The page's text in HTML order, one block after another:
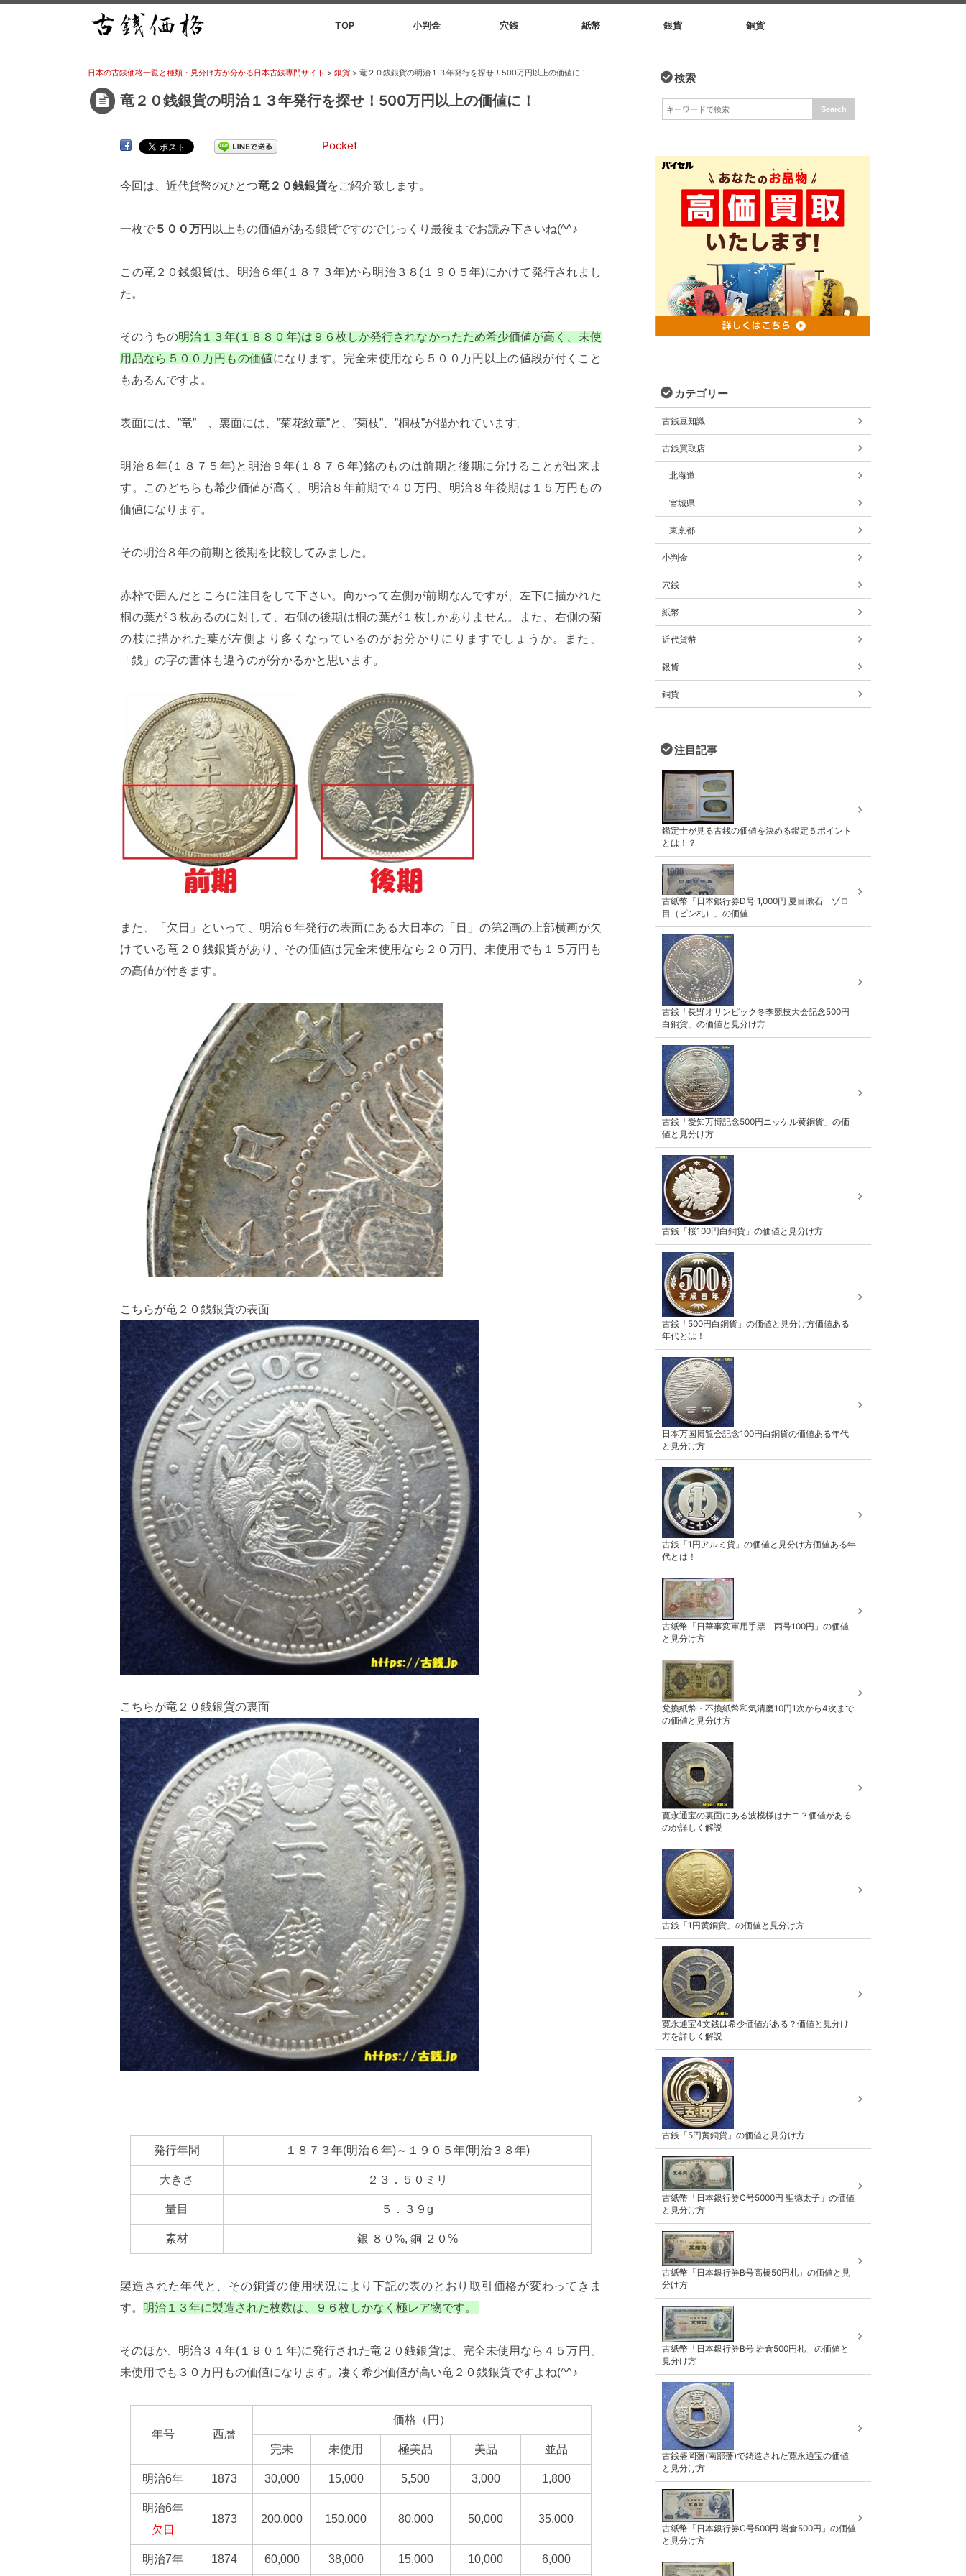
TOP 小判金 穴銭 紙幣 銀貨 銅貨
日本の古銭価格一覧と種類・見分け方が分かる日本古銭専門サイト > 銀貨 > 竜２０銭銀貨の明治１３年発行を探せ！500万円以上の価値に！
竜２０銭銀貨の明治１３年発行を探せ！500万円以上の価値に！
Pocket
今回は、近代貨幣のひとつ竜２０銭銀貨をご紹介致します。
一枚で ５００万円 以上もの価値がある銀貨ですのでじっくり最後までお読み下さいね(^^♪
この竜２０銭銀貨は、明治６年(１８７３年)から明治３８(１９０５年)にかけて発行されまし
た。
そのうちの明治１３年(１８８０年)は９６枚しか発行されなかったため希少価値が高く、未使
用品なら５００万円もの価値になります。完全未使用なら５００万円以上の値段が付くこと
もあるんですよ。
表面には、”竜” 、裏面には、”菊花紋章”と、”菊枝”、”桐枝”が描かれています。
明治８年(１８７５年)と明治９年(１８７６年)銘のものは前期と後期に分けることが出来ま
す。このどちらも希少価値が高く、明治８年前期で４０万円、明治８年後期は１５万円もの
価値になります。
その明治８年の前期と後期を比較してみました。
赤枠で囲んだところに注目をして下さい。向かって左側が前期なんですが、左下に描かれた
桐の葉が３枚あるのに対して、右側の後期は桐の葉が１枚しかありません。また、右側の菊
の枝に描かれた葉が左側より多くなっているのがお分かりにりますでしょうか。また、
「銭」の字の書体も違うのが分かるかと思います。
また、「欠日」といって、明治６年発行の表面にある大日本の「日」の第2画の上部横画が欠
けている竜２０銭銀貨があり、その価値は完全未使用なら２０万円、未使用でも１５万円も
の高値が付きます。
こちらが竜２０銭銀貨の表面
こちらが竜２０銭銀貨の裏面
発行年間 １８７３年(明治６年)～１９０５年(明治３８年)
大きさ ２３．５０ミリ
量目 ５．３９g
素材 銀 ８０%, 銅 ２０%
製造された年代と、その銅貨の使用状況により下記の表のとおり取引価格が変わってきま
す。 明治１３年に製造された枚数は、９６枚しかなく極レア物です。
そのほか、明治３４年(１９０１年)に発行された竜２０銭銀貨は、完全未使用なら４５万円、
未使用でも３０万円もの価値になります。凄く希少価値が高い竜２０銭銀貨ですよね(^^♪
年号 西暦
価格（円）
完未 未使用 極美品 美品 並品
明治6年 1873 30,000 15,000 5,500 3,000 1,800
明治6年
欠日
1873 200,000 150,000 80,000 50,000 35,000
明治7年 1874 60,000 38,000 15,000 10,000 6,000
検索
カテゴリー
古銭豆知識
古銭買取店
北海道
宮城県
東京都
小判金
穴銭
紙幣
近代貨幣
銀貨
銅貨
注目記事
鑑定士が見る古銭の価値を決める鑑定５ポイント
とは！？
古紙幣「日本銀行券D号 1,000円 夏目漱石 ゾロ
目（ピン札）」の価値
古銭「長野オリンピック冬季競技大会記念500円
白銅貨」の価値と見分け方
古銭「愛知万博記念500円ニッケル黄銅貨」の価
値と見分け方
古銭「桜100円白銅貨」の価値と見分け方
古銭「500円白銅貨」の価値と見分け方価値ある
年代とは！
日本万国博覧会記念100円白銅貨の価値ある年代
と見分け方
古銭「1円アルミ貨」の価値と見分け方価値ある年
代とは！
古紙幣「日華事変軍用手票 丙号100円」の価値
と見分け方
兌換紙幣・不換紙幣和気清磨10円1次から4次まで
の価値と見分け方
寛永通宝の裏面にある波模様はナニ？価値がある
のか詳しく解説
古銭「1円黄銅貨」の価値と見分け方
寛永通宝4文銭は希少価値がある？価値と見分け
方を詳しく解説
古銭「5円黄銅貨」の価値と見分け方
古紙幣「日本銀行券C号5000円 聖徳太子」の価値
と見分け方
古紙幣「日本銀行券B号高橋50円札」の価値と見
分け方
古紙幣「日本銀行券B号 岩倉500円札」の価値と
見分け方
古銭盛岡藩(南部藩)で鋳造された寛永通宝の価値
と見分け方
古紙幣「日本銀行券C号500円 岩倉500円」の価値
と見分け方